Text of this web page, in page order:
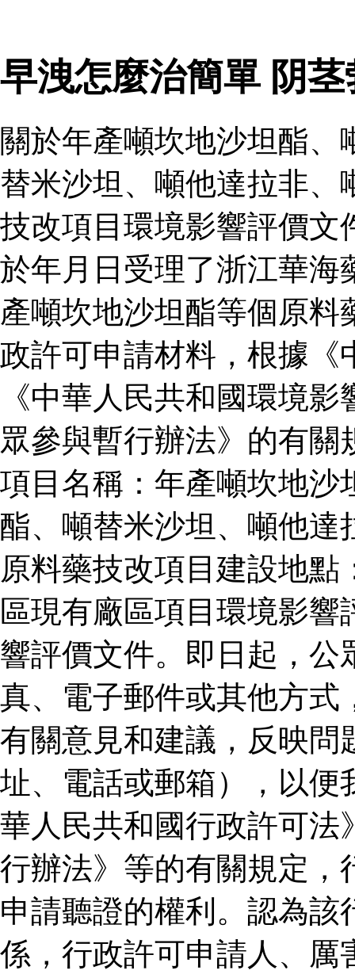
早洩怎麼治簡單 阴
關於年產噸坎地沙坦酯
替米沙坦、噸他達拉非
技改項目環境影響評價文
於年月日受理了浙江華海
產噸坎地沙坦酯等個原
政許可申請材料，根據《
《中華人民共和國環境
眾參與暫行辦法》的有
項目名稱：年產噸坎地沙
酯、噸替米沙坦、噸他達
原料藥技改項目建設地
區現有廠區項目環境影
響評價文件。即日起，公
真、電子郵件或其他方式
有關意見和建議，反映問
址、電話或郵箱），以便
華人民共和國行政許可法
行辦法》等的有關規定，
申請聽證的權利。認為
係，行政許可申請人、厲